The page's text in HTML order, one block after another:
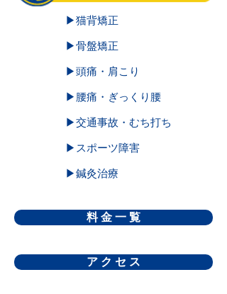
▶猫背矯正
▶骨盤矯正
▶頭痛・肩こり
▶腰痛・ぎっくり腰
▶交通事故・むち打ち
▶スポーツ障害
▶鍼灸治療
料 金 一 覧
ア ク セ ス